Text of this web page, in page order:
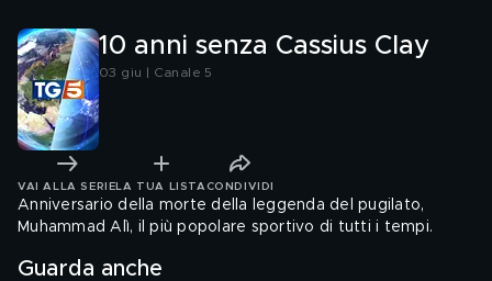
10 anni senza Cassius Clay
03 giu | Canale 5
VAI ALLA SERIE LA TUA LISTA CONDIVIDI
Anniversario della morte della leggenda del pugilato,
Muhammad Alì, il più popolare sportivo di tutti i tempi.
Guarda anche